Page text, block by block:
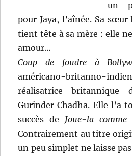
un
pour Jaya, l’aînée. Sa
tient tête à sa mère : elle
amour…
Coup de foudre à
américano-britanno-
réalisatrice britannique
Gurinder Chadha. Elle l’a
succès de Joue-la comme
Contrairement au titre
un peu simplet ne laisse